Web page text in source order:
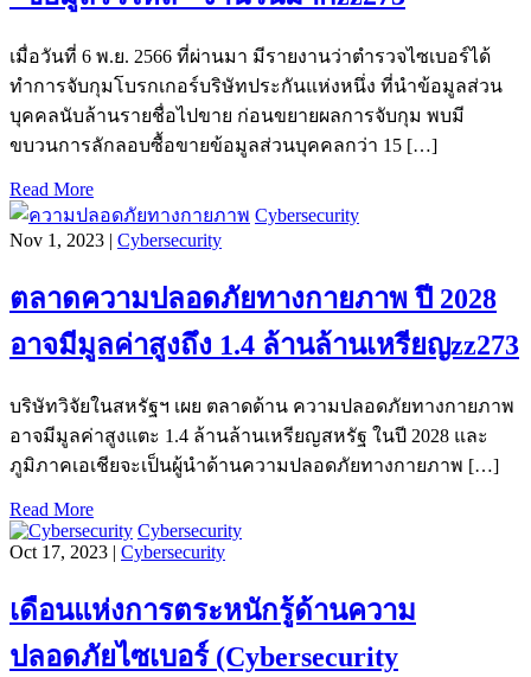
เมื่อวันที่ 6 พ.ย. 2566 ที่ผ่านมา มีรายงานว่าตำรวจไซเบอร์ได้
ทำการจับกุมโบรกเกอร์บริษัทประกันแห่งหนึ่ง ที่นำข้อมูลส่วน
บุคคลนับล้านรายชื่อไปขาย ก่อนขยายผลการจับกุม พบมี
ขบวนการลักลอบซื้อขายข้อมูลส่วนบุคคลกว่า 15 […]
Read More
Cybersecurity
Nov 1, 2023 | Cybersecurity
ตลาดความปลอดภัยทางกายภาพ ปี 2028
อาจมีมูลค่าสูงถึง 1.4 ล้านล้านเหรียญzz273
บริษัทวิจัยในสหรัฐฯ เผย ตลาดด้าน ความปลอดภัยทางกายภาพ
อาจมีมูลค่าสูงแตะ 1.4 ล้านล้านเหรียญสหรัฐ ในปี 2028 และ
ภูมิภาคเอเชียจะเป็นผู้นำด้านความปลอดภัยทางกายภาพ […]
Read More
Cybersecurity
Oct 17, 2023 | Cybersecurity
เดือนแห่งการตระหนักรู้ด้านความ
ปลอดภัยไซเบอร์ (Cybersecurity